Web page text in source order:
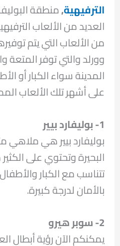
الترفيهية,منطقة
العديد من الألعاب
من الألعاب التي يتم
وورلد والتي توفر المتعة
المدينة سواء الكبار أو
على أشهر تلك الألعاب
1- بوليفارد بيير
بوليفارد بيير هي ملاهي
البحيرة وتحتوي على
تتناسب مع الكبار
بالأمان لدرجة كبيرة.
2- سوبر هيرو
يمكنكم الآن رؤية أبطال